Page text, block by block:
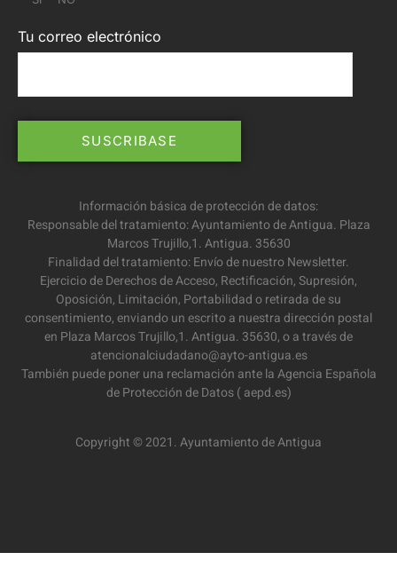
Tu correo electrónico
Información básica de protección de datos:
Responsable del tratamiento: Ayuntamiento de Antigua. Plaza
Marcos Trujillo,1. Antigua. 35630
Finalidad del tratamiento: Envío de nuestro Newsletter.
Ejercicio de Derechos de Acceso, Rectificación, Supresión,
Oposición, Limitación, Portabilidad o retirada de su
consentimiento, enviando un escrito a nuestra dirección postal
en Plaza Marcos Trujillo,1. Antigua. 35630, o a través de
atencionalciudadano@ayto-antigua.es
También puede poner una reclamación ante la Agencia Española
de Protección de Datos ( aepd.es)
Copyright © 2021. Ayuntamiento de Antigua